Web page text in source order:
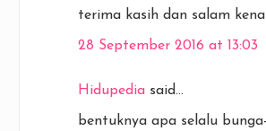
terima kasih dan salam kenal
28 September 2016 at 13:03
Hidupedia said...
bentuknya apa selalu